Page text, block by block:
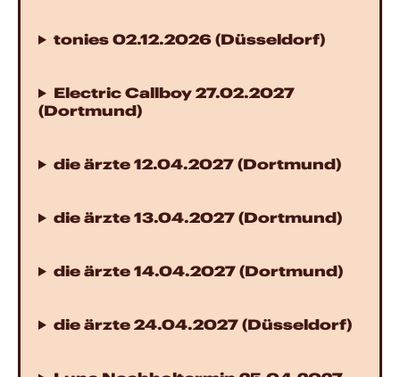
tonies 02.12.2026 (Düsseldorf)
Electric Callboy 27.02.2027
(Dortmund)
die ärzte 12.04.2027 (Dortmund)
die ärzte 13.04.2027 (Dortmund)
die ärzte 14.04.2027 (Dortmund)
die ärzte 24.04.2027 (Düsseldorf)